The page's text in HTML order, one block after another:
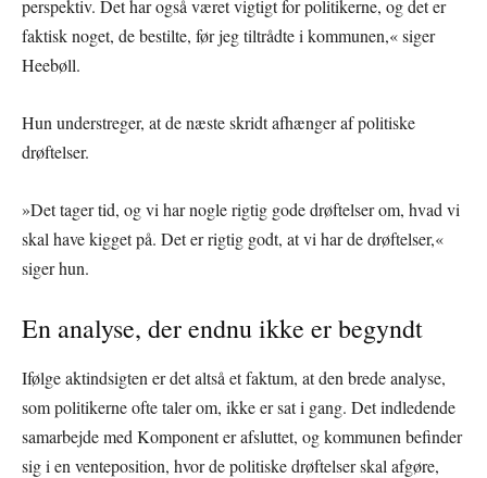
perspektiv. Det har også været vigtigt for politikerne, og det er
faktisk noget, de bestilte, før jeg tiltrådte i kommunen,« siger
Heebøll.
Hun understreger, at de næste skridt afhænger af politiske
drøftelser.
»Det tager tid, og vi har nogle rigtig gode drøftelser om, hvad vi
skal have kigget på. Det er rigtig godt, at vi har de drøftelser,«
siger hun.
En analyse, der endnu ikke er begyndt
Ifølge aktindsigten er det altså et faktum, at den brede analyse,
som politikerne ofte taler om, ikke er sat i gang. Det indledende
samarbejde med Komponent er afsluttet, og kommunen befinder
sig i en venteposition, hvor de politiske drøftelser skal afgøre,